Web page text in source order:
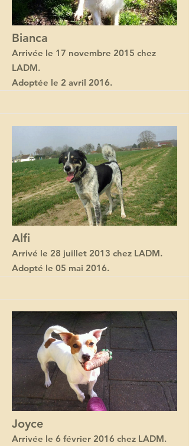
Bianca
Arrivée le 17 novembre 2015 chez
LADM.
Adoptée le 2 avril 2016.
Alfi
Arrivé le 28 juillet 2013 chez LADM.
Adopté le 05 mai 2016.
Joyce
Arrivée le 6 février 2016 chez LADM.